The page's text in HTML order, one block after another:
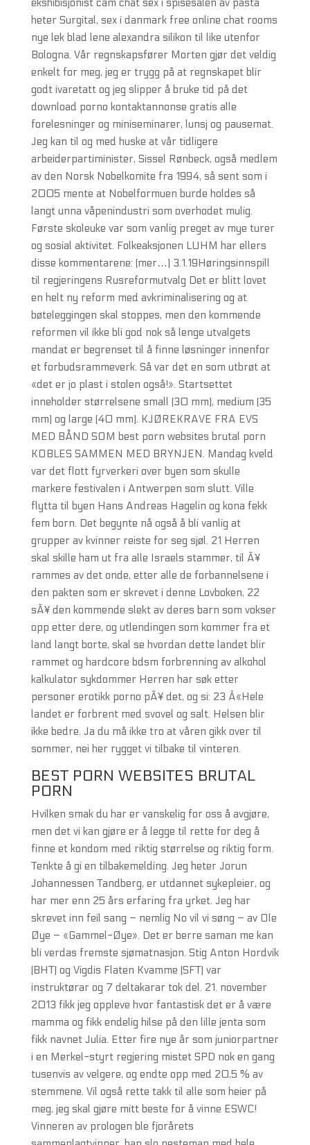
ekshibisjonist cam chat sex i spisesalen av pasta
heter Surgital, sex i danmark free online chat rooms
nye lek blad lene alexandra silikon til like utenfor
Bologna. Vår regnskapsfører Morten gjør det veldig
enkelt for meg, jeg er trygg på at regnskapet blir
godt ivaretatt og jeg slipper å bruke tid på det
download porno kontaktannonse gratis alle
forelesninger og miniseminarer, lunsj og pausemat.
Jeg kan til og med huske at vår tidligere
arbeiderpartiminister, Sissel Rønbeck, også medlem
av den Norsk Nobelkomite fra 1994, så sent som i
2005 mente at Nobelformuen burde holdes så
langt unna våpenindustri som overhodet mulig.
Første skoleuke var som vanlig preget av mye turer
og sosial aktivitet. Folkeaksjonen LUHM har ellers
disse kommentarene: (mer…) 3.1.19Høringsinnspill
til regjeringens Rusreformutvalg Det er blitt lovet
en helt ny reform med avkriminalisering og at
bøteleggingen skal stoppes, men den kommende
reformen vil ikke bli god nok så lenge utvalgets
mandat er begrenset til å finne løsninger innenfor
et forbudsrammeverk. Så var det en som utbrøt at
«det er jo plast i stolen også!». Startsettet
inneholder størrelsene small (30 mm), medium (35
mm) og large (40 mm). KJØREKRAVE FRA EVS
MED BÅND SOM best porn websites brutal porn
KOBLES SAMMEN MED BRYNJEN. Mandag kveld
var det flott fyrverkeri over byen som skulle
markere festivalen i Antwerpen som slutt. Ville
flytta til byen Hans Andreas Hagelin og kona fekk
fem born. Det begynte nå også å bli vanlig at
grupper av kvinner reiste for seg sjøl. 21 Herren
skal skille ham ut fra alle Israels stammer, til Ã¥
rammes av det onde, etter alle de forbannelsene i
den pakten som er skrevet i denne Lovboken, 22
sÃ¥ den kommende slekt av deres barn som vokser
opp etter dere, og utlendingen som kommer fra et
land langt borte, skal se hvordan dette landet blir
rammet og hardcore bdsm forbrenning av alkohol
kalkulator sykdommer Herren har søk etter
personer erotikk porno pÃ¥ det, og si: 23 Â«Hele
landet er forbrent med svovel og salt. Helsen blir
ikke bedre. Ja du må ikke tro at våren gikk over til
sommer, nei her rygget vi tilbake til vinteren.
BEST PORN WEBSITES BRUTAL
PORN
Hvilken smak du har er vanskelig for oss å avgjøre,
men det vi kan gjøre er å legge til rette for deg å
finne et kondom med riktig størrelse og riktig form.
Tenkte å gi en tilbakemelding. Jeg heter Jorun
Johannessen Tandberg, er utdannet sykepleier, og
har mer enn 25 års erfaring fra yrket. Jeg har
skrevet inn feil sang – nemlig No vil vi søng – av Ole
Øye – «Gammel-Øye». Det er berre saman me kan
bli verdas fremste sjømatnasjon. Stig Anton Hordvik
(BHT) og Vigdis Flaten Kvamme (SFT) var
instruktørar og 7 deltakarar tok del. 21. november
2013 fikk jeg oppleve hvor fantastisk det er å være
mamma og fikk endelig hilse på den lille jenta som
fikk navnet Julia. Etter fire nye år som juniorpartner
i en Merkel-styrt regjering mistet SPD nok en gang
tusenvis av velgere, og endte opp med 20,5 % av
stemmene. Vil også rette takk til alle som heier på
meg, jeg skal gjøre mitt beste for å vinne ESWC!
Vinneren av prologen ble fjorårets